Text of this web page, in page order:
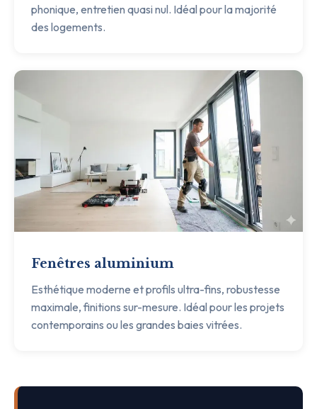
phonique, entretien quasi nul. Idéal pour la majorité
des logements.
Fenêtres aluminium
Esthétique moderne et profils ultra-fins, robustesse
maximale, finitions sur-mesure. Idéal pour les projets
contemporains ou les grandes baies vitrées.